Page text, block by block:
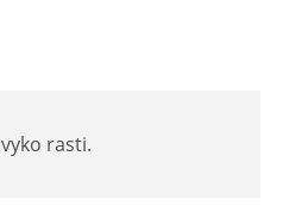
rasti.